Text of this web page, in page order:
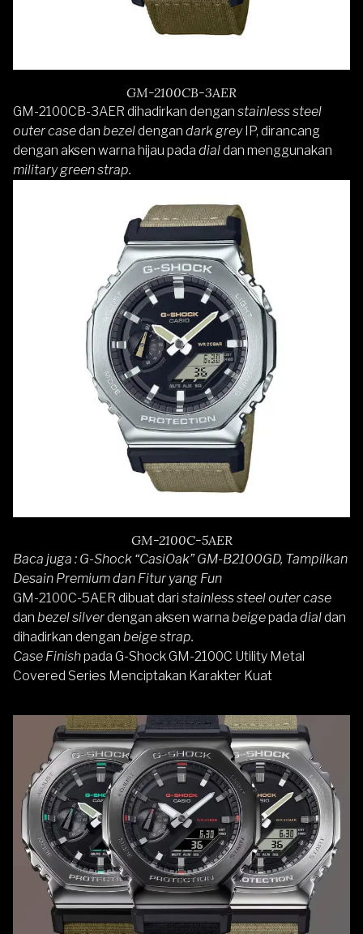
GM-2100CB-3AER
GM-2100CB-3AER dihadirkan dengan stainless steel
outer casedan bezeldengan dark greyIP, dirancang
dengan aksen warna hijau pada dialdan menggunakan
military green strap.
GM-2100C-5AER
Baca juga : G-Shock “CasiOak” GM-B2100GD, Tampilkan
Desain Premium dan Fitur yang Fun
GM-2100C-5AER dibuat dari stainless steel outer case
dan bezel silverdengan aksen warna beigepada dialdan
dihadirkan dengan beige strap.
Case Finishpada G-Shock GM-2100C Utility Metal
Covered Series Menciptakan Karakter Kuat